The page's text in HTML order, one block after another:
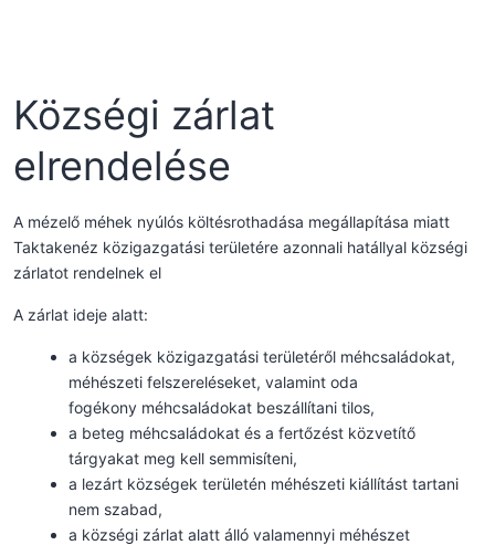
Községi zárlat
elrendelése
A mézelő méhek nyúlós költésrothadása megállapítása miatt
Taktakenéz közigazgatási területére azonnali hatállyal községi
zárlatot rendelnek el
A zárlat ideje alatt:
a községek közigazgatási területéről méhcsaládokat,
méhészeti felszereléseket, valamint oda
fogékony méhcsaládokat beszállítani tilos,
a beteg méhcsaládokat és a fertőzést közvetítő
tárgyakat meg kell semmisíteni,
a lezárt községek területén méhészeti kiállítást tartani
nem szabad,
a községi zárlat alatt álló valamennyi méhészet